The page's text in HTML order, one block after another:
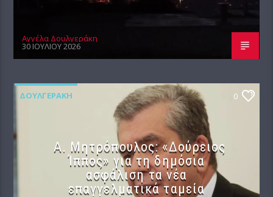
Αγγέλα Δουλγεράκη
30 ΙΟΥΛΊΟΥ 2026
ΔΟΥΛΓΕΡΆΚΗ 0
Α. Μητρόπουλος: «Δούρειος
Ίππος» για τη δημόσια
ασφάλιση τα νέα
επαγγελματικά ταμεία